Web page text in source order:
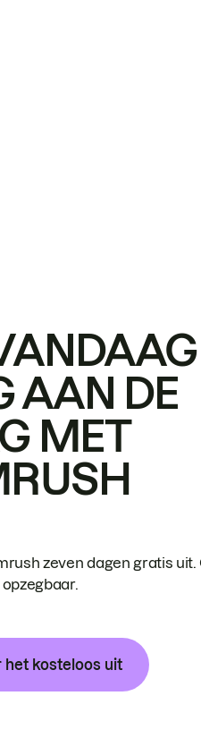
AAN DE
MET
zeven dagen gratis uit.
het kosteloos uit